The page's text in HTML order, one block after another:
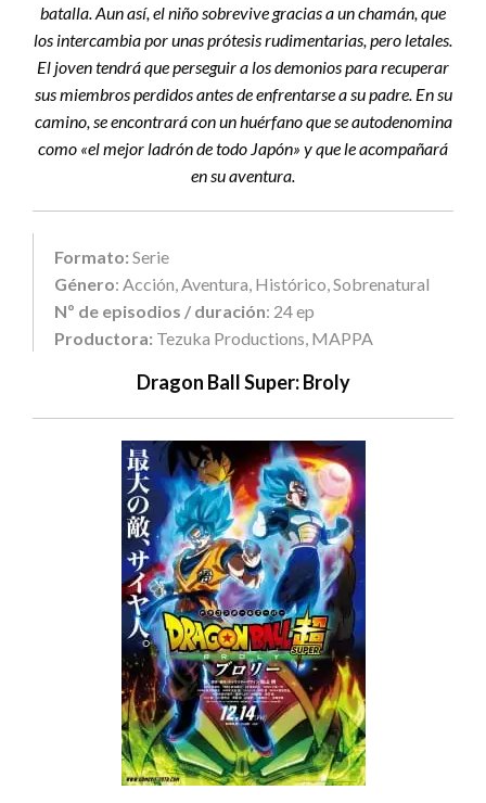
batalla. Aun así, el niño sobrevive gracias a un chamán, que
los intercambia por unas prótesis rudimentarias, pero letales.
El joven tendrá que perseguir a los demonios para recuperar
sus miembros perdidos antes de enfrentarse a su padre. En su
camino, se encontrará con un huérfano que se autodenomina
como «el mejor ladrón de todo Japón» y que le acompañará
en su aventura.
Formato: Serie
Género: Acción, Aventura, Histórico, Sobrenatural
Nº de episodios / duración: 24 ep
Productora: Tezuka Productions, MAPPA
Dragon Ball Super: Broly